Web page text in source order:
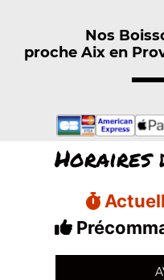
Nos
proche Aix en
Horaires